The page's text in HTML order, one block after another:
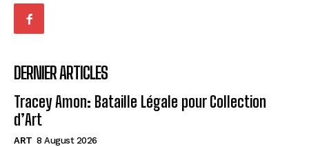
DERNIER ARTICLES
Tracey Amon: Bataille Légale pour Collection
d’Art
ART 8 August 2026